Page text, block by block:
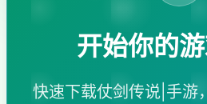
开始你的
快速下载仗剑传说|手游